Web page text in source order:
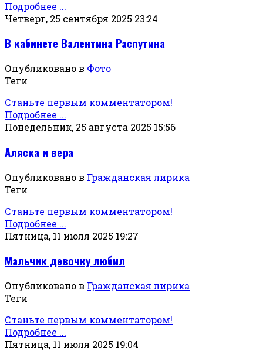
Подробнее ...
Четверг, 25 сентября 2025 23:24
В кабинете Валентина Распутина
Опубликовано в Фото
Теги
Станьте первым комментатором!
Подробнее ...
Понедельник, 25 августа 2025 15:56
Аляска и вера
Опубликовано в Гражданская лирика
Теги
Станьте первым комментатором!
Подробнее ...
Пятница, 11 июля 2025 19:27
Мальчик девочку любил
Опубликовано в Гражданская лирика
Теги
Станьте первым комментатором!
Подробнее ...
Пятница, 11 июля 2025 19:04